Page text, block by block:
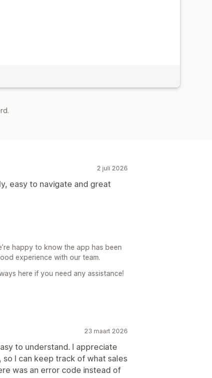
2 juli 2026
easy to navigate and great
happy to know the app has been
experience with our team.
here if you need any assistance!
23 maart 2026
to understand. I appreciate
I can keep track of what sales
was an error code instead of